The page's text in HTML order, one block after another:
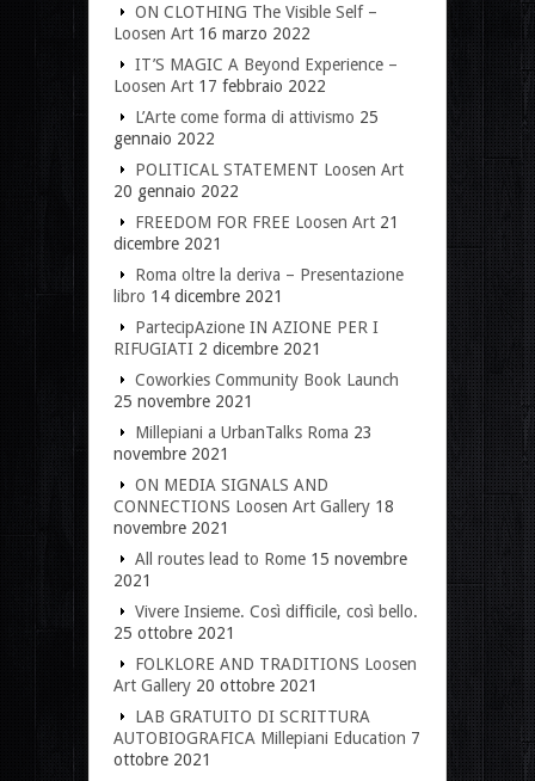
ON CLOTHING The Visible Self –
Loosen Art 16 marzo 2022
IT’S MAGIC A Beyond Experience –
Loosen Art 17 febbraio 2022
L’Arte come forma di attivismo 25
gennaio 2022
POLITICAL STATEMENT Loosen Art
20 gennaio 2022
FREEDOM FOR FREE Loosen Art 21
dicembre 2021
Roma oltre la deriva – Presentazione
libro 14 dicembre 2021
PartecipAzione IN AZIONE PER I
RIFUGIATI 2 dicembre 2021
Coworkies Community Book Launch
25 novembre 2021
Millepiani a UrbanTalks Roma 23
novembre 2021
ON MEDIA SIGNALS AND
CONNECTIONS Loosen Art Gallery 18
novembre 2021
All routes lead to Rome 15 novembre
2021
Vivere Insieme. Così difficile, così bello.
25 ottobre 2021
FOLKLORE AND TRADITIONS Loosen
Art Gallery 20 ottobre 2021
LAB GRATUITO DI SCRITTURA
AUTOBIOGRAFICA Millepiani Education 7
ottobre 2021